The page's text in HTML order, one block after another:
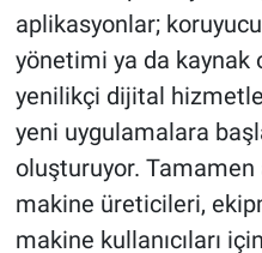
aplikasyonlar;
yönetimi ya da kaynak
yenilikçi dijital
yeni uygulamalara
oluşturuyor. Tamamen
makine üreticileri,
makine kullanıcıları